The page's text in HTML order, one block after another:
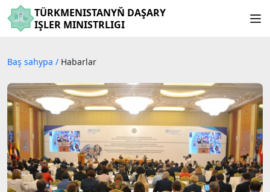
TÜRKMENISTANYŇ DAŞARY
IŞLER MINISTRLIGI
Baş sahypa / Habarlar